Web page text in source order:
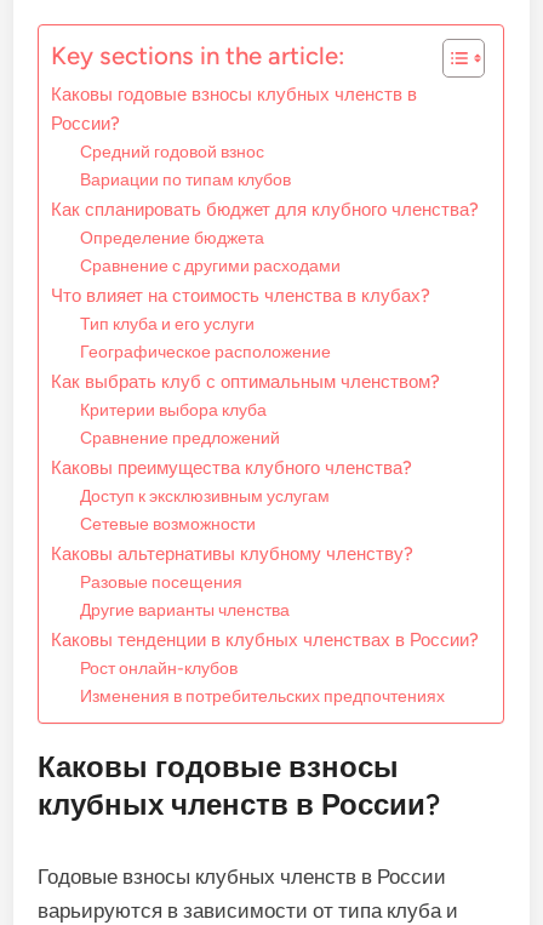
Key sections in the article:
Каковы годовые взносы клубных членств в
России?
Средний годовой взнос
Вариации по типам клубов
Как спланировать бюджет для клубного членства?
Определение бюджета
Сравнение с другими расходами
Что влияет на стоимость членства в клубах?
Тип клуба и его услуги
Географическое расположение
Как выбрать клуб с оптимальным членством?
Критерии выбора клуба
Сравнение предложений
Каковы преимущества клубного членства?
Доступ к эксклюзивным услугам
Сетевые возможности
Каковы альтернативы клубному членству?
Разовые посещения
Другие варианты членства
Каковы тенденции в клубных членствах в России?
Рост онлайн-клубов
Изменения в потребительских предпочтениях
Каковы годовые взносы
клубных членств в России?
Годовые взносы клубных членств в России
варьируются в зависимости от типа клуба и